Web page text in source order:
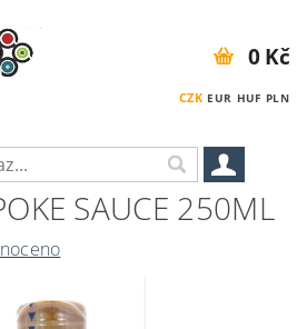
CZK EUR HUF PLN
0 Kč
SAUCE 250ML